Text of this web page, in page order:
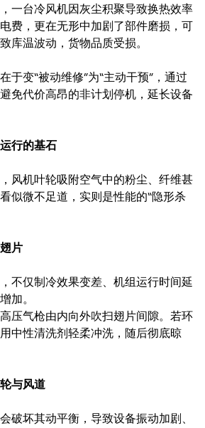
一台冷风机因灰尘积聚导致换热效率
费，更在无形中加剧了部件磨损，可
库温波动，货物品质受损。
于变“被动维修”为“主动干预”，通过
免代价高昂的非计划停机，延长设备
行的基石
风机叶轮吸附空气中的粉尘、纤维甚
似微不足道，实则是性能的“隐形杀
片
不仅制冷效果变差、机组运行时间延
加。
压气枪由内向外吹扫翅片间隙。若环
中性清洗剂轻柔冲洗，随后彻底晾
与风道
破坏其动平衡，导致设备振动加剧、